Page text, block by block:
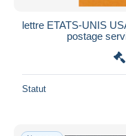
lettre ETATS-UNIS
postage
Statut